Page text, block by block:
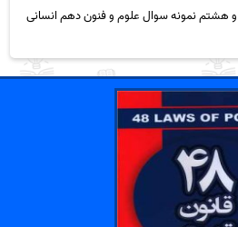
و هشتم نمونه سوال علوم و فنون دهم انسانی